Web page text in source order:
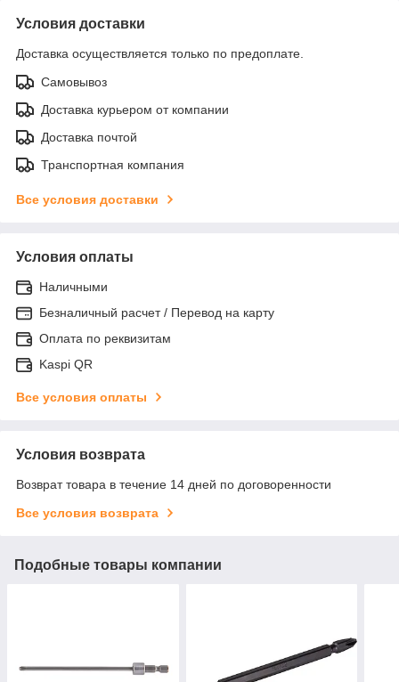
Условия доставки
Доставка осуществляется только по предоплате.
Самовывоз
Доставка курьером от компании
Доставка почтой
Транспортная компания
Все условия доставки
Условия оплаты
Наличными
Безналичный расчет / Перевод на карту
Оплата по реквизитам
Kaspi QR
Все условия оплаты
Условия возврата
Возврат товара в течение 14 дней по договоренности
Все условия возврата
Подобные товары компании